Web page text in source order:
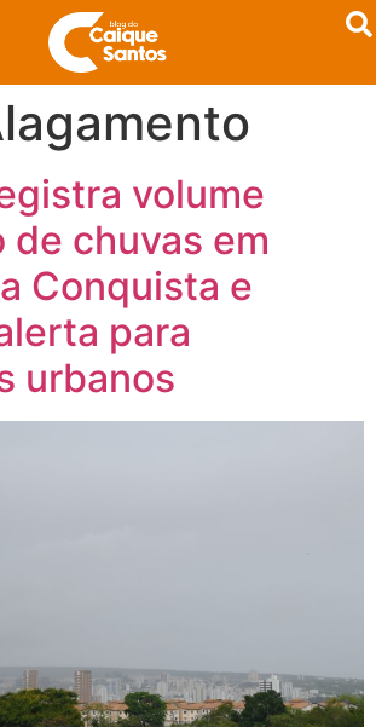
volume
de chuvas em
Conquista e
para
urbanos